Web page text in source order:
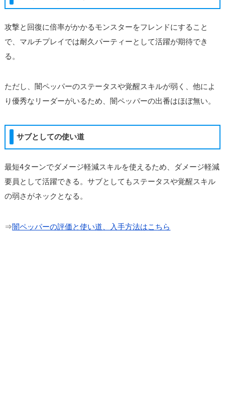
攻撃と回復に倍率がかかるモンスターをフレンドにすること
で、マルチプレイでは耐久パーティーとして活躍が期待でき
る。
ただし、闇ペッパーのステータスや覚醒スキルが弱く、他によ
り優秀なリーダーがいるため、闇ペッパーの出番はほぼ無い。
サブとしての使い道
最短4ターンでダメージ軽減スキルを使えるため、ダメージ軽減
要員として活躍できる。サブとしてもステータスや覚醒スキル
の弱さがネックとなる。
⇒闇ペッパーの評価と使い道、入手方法はこちら